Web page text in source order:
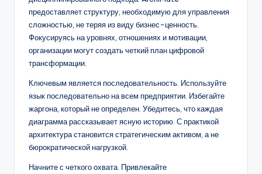
предоставляет структуру, необходимую для управления
сложностью, не теряя из виду бизнес-ценность.
Фокусируясь на уровнях, отношениях и мотивации,
организации могут создать четкий план цифровой
трансформации.
Ключевым является последовательность. Используйте
язык последовательно на всем предприятии. Избегайте
жаргона, который не определен. Убедитесь, что каждая
диаграмма рассказывает ясную историю. С практикой
архитектура становится стратегическим активом, а не
бюрократической нагрузкой.
Начните с четкого охвата. Привлекайте